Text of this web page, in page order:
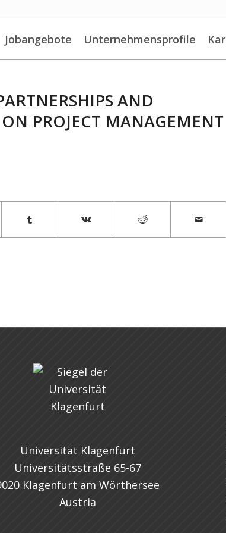
Jobangebote Unternehmensprofile
AND
PROJECT MANAGEMENT
Universität Klagenfurt
Universitätsstraße 65-67
Klagenfurt am Wörthersee
Austria